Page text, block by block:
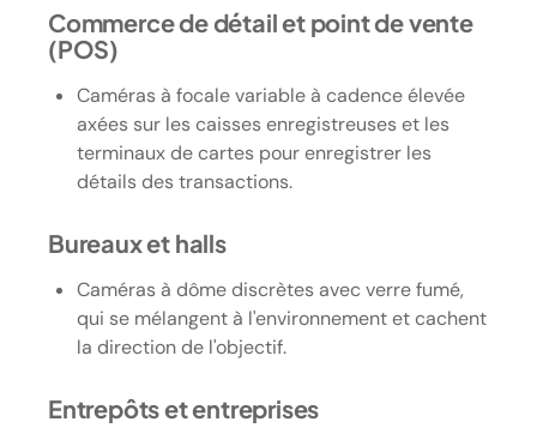
Commerce de détail et point de vente
(POS)
Caméras à focale variable à cadence élevée
axées sur les caisses enregistreuses et les
terminaux de cartes pour enregistrer les
détails des transactions.
Bureaux et halls
Caméras à dôme discrètes avec verre fumé,
qui se mélangent à l'environnement et cachent
la direction de l'objectif.
Entrepôts et entreprises